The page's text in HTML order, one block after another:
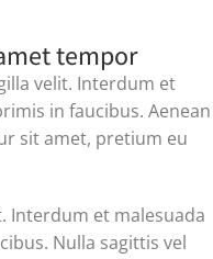
tempor
velit. Interdum et
in faucibus. Aenean
sit amet, pretium eu
Interdum et malesuada
Nulla sagittis vel